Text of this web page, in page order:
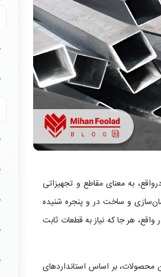
به معنای مقاطع و تجهیزاتی
و ساخت در و پنجره شنیده
هر جا که نیاز به قطعات ثابت
بر اساس استانداردهای